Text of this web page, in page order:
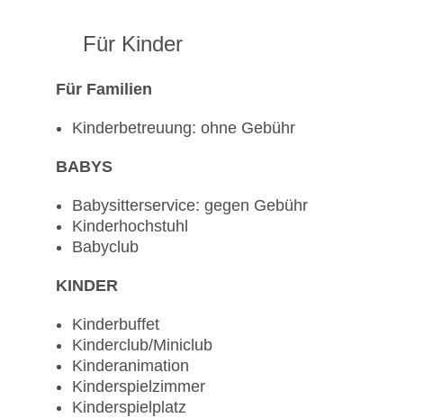
Für Kinder
Für Familien
Kinderbetreuung: ohne Gebühr
BABYS
Babysitterservice: gegen Gebühr
Kinderhochstuhl
Babyclub
KINDER
Kinderbuffet
Kinderclub/Miniclub
Kinderanimation
Kinderspielzimmer
Kinderspielplatz